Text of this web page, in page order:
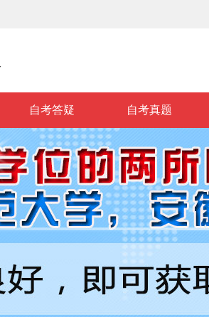
自考答疑 自考真题